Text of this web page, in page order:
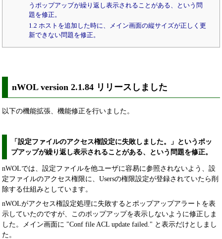
うポップアップが繰り返し表示されることがある、という問
題を修正。
1.2 ホストを追加した時に、メイン画面の縦サイズが正しく更
新できない問題を修正。
nWOL version 2.1.84 リリースしました
以下の機能拡張、機能修正を行いました。
「設定ファイルのアクセス権設定に失敗しました。」というポッ
プアップが繰り返し表示されることがある、という問題を修正。
nWOLでは、設定ファイルを他ユーザに容易に参照されないよう、設
定ファイルのアクセス権限に、Usersの権限設定が登録されていたら削
除する仕組みとしています。
nWOLがアクセス権設定処理に失敗するとポップアップアラートを表
示していたのですが、このポップアップを表示しないように修正しま
した。メイン画面に "Conf file ACL update failed." と表示だけとしまし
た。